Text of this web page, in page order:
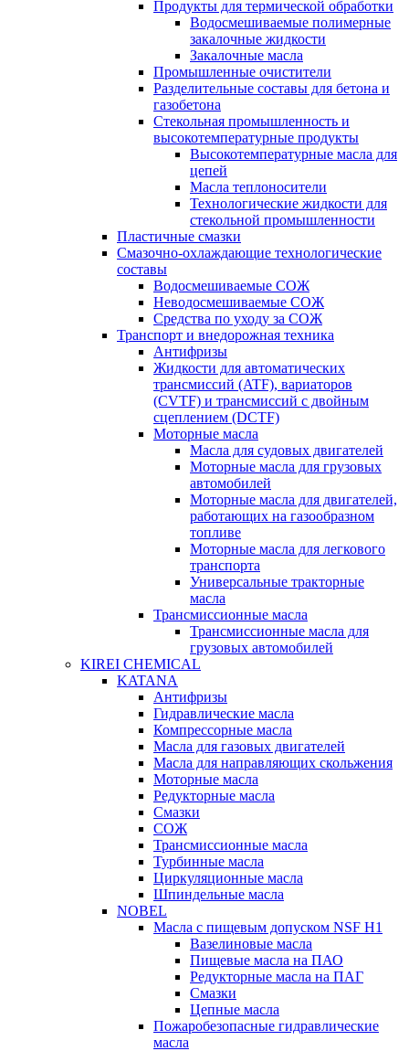
Продукты для термической обработки
Водосмешиваемые полимерные
закалочные жидкости
Закалочные масла
Промышленные очистители
Разделительные составы для бетона и
газобетона
Стекольная промышленность и
высокотемпературные продукты
Высокотемпературные масла для
цепей
Масла теплоносители
Технологические жидкости для
стекольной промышленности
Пластичные смазки
Смазочно-охлаждающие технологические
составы
Водосмешиваемые СОЖ
Неводосмешиваемые СОЖ
Средства по уходу за СОЖ
Транспорт и внедорожная техника
Антифризы
Жидкости для автоматических
трансмиссий (ATF), вариаторов
(CVTF) и трансмиссий с двойным
сцеплением (DCTF)
Моторные масла
Масла для судовых двигателей
Моторные масла для грузовых
автомобилей
Моторные масла для двигателей,
работающих на газообразном
топливе
Моторные масла для легкового
транспорта
Универсальные тракторные
масла
Трансмиссионные масла
Трансмиссионные масла для
грузовых автомобилей
KIREI CHEMICAL
KATANA
Антифризы
Гидравлические масла
Компрессорные масла
Масла для газовых двигателей
Масла для направляющих скольжения
Моторные масла
Редукторные масла
Смазки
СОЖ
Трансмиссионные масла
Турбинные масла
Циркуляционные масла
Шпиндельные масла
NOBEL
Масла с пищевым допуском NSF H1
Вазелиновые масла
Пищевые масла на ПАО
Редукторные масла на ПАГ
Смазки
Цепные масла
Пожаробезопасные гидравлические
масла